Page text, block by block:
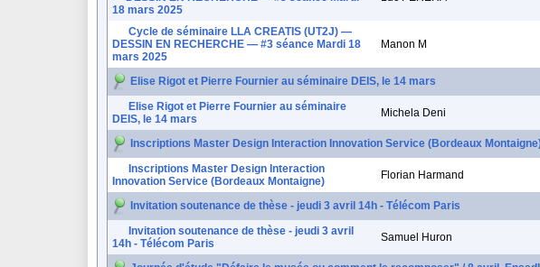
18 mars 2025
Cycle de séminaire LLA CREATIS (UT2J) —
DESSIN EN RECHERCHE — #3 séance Mardi 18
mars 2025
Manon M
Elise Rigot et Pierre Fournier au séminaire DEIS, le 14 mars
Elise Rigot et Pierre Fournier au séminaire
DEIS, le 14 mars
Michela Deni
Inscriptions Master Design Interaction Innovation Service (Bordeaux
Inscriptions Master Design Interaction
Innovation Service (Bordeaux Montaigne)
Florian Harmand
Invitation soutenance de thèse - jeudi 3 avril 14h - Télécom Paris
Invitation soutenance de thèse - jeudi 3 avril
14h - Télécom Paris
Samuel Huron